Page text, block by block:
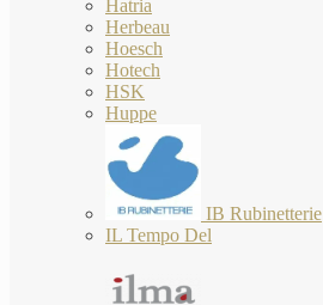
Hatria
Herbeau
Hoesch
Hotech
HSK
Huppe
IB Rubinetterie
IL Tempo Del